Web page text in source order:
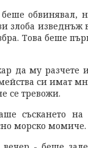
обвинявал,
злоба изведнъж
Това беше
да му разчете
си имат
се тревожи.
съскането
морско момиче.